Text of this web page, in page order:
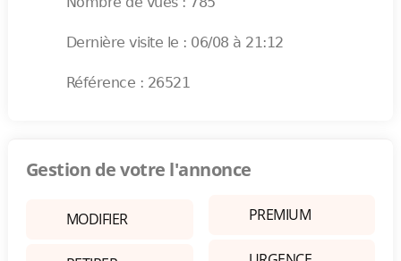
Dernière visite le : 06/08 à 21:12
Référence : 26521
Gestion de votre l'annonce
MODIFIER PREMIUM